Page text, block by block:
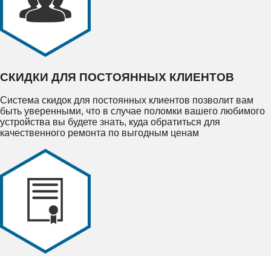
СКИДКИ ДЛЯ ПОСТОЯННЫХ КЛИЕНТОВ
Система скидок для постоянных клиентов позволит вам
быть уверенными, что в случае поломки вашего любимого
устройства вы будете знать, куда обратиться для
качественного ремонта по выгодным ценам